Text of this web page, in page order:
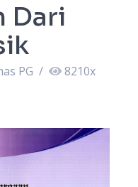
Dari
PG / 8210x